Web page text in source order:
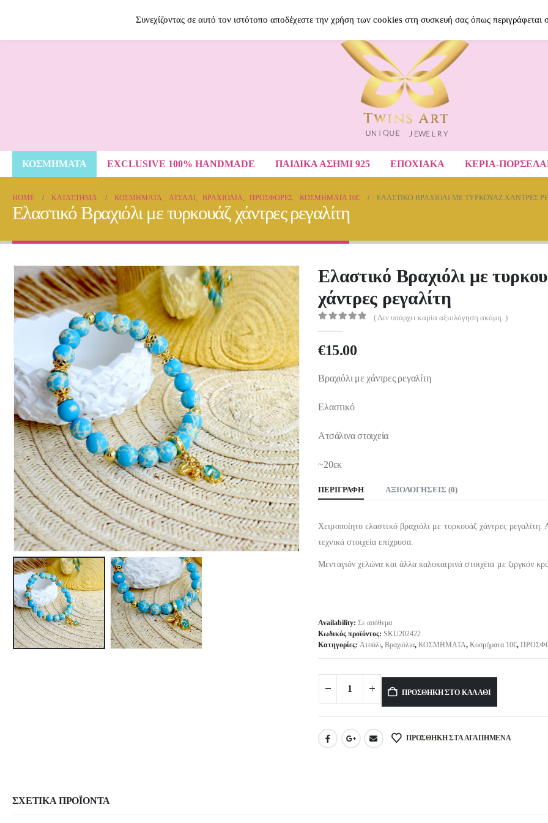
ΚΟΣΜΗΜΑΤΑ EXCLUSIVE 100% HANDMADE ΠΑΙΔΙΚΆ ΑΣΉΜΙ 925 ΕΠΟΧΙΑΚΑ ΚΕΡΙΑ-
HOME ΚΑΤΆΣΤΗΜΑ ΚΟΣΜΗΜΑΤΑ, ΑΤΣΆΛΙ, ΒΡΑΧΙΌΛΙΑ, ΠΡΟΣΦΟΡΕΣ, ΚΟΣΜΉΜΑΤΑ 10€ ΕΛΑΣΤΙΚΌ ΒΡΑΧΙΌΛΙ ΜΕ ΤΥΡΚΟΥΆΖ ΧΆΝΤΡΕΣ
Ελαστικό Βραχιόλι με τυρκουάζ χάντρες ρεγαλίτη
Ελαστικό Βραχιόλι με
χάντρες ρεγαλίτη
( Δεν υπάρχει καμία αξιολόγηση ακόμη. )
€15.00
Βραχιόλι με χάντρες ρεγαλίτη
Ελαστικό
Ατσάλινα στοιχεία
~20εκ
ΠΕΡΙΓΡΑΦΉ ΑΞΙΟΛΟΓΉΣΕΙΣ (0)
Χειροποίητο ελαστικό βραχιόλι με τυρκουάζ χάντρες ρεγαλίτη.
τεχνικά στοιχεία επίχρυσα.
Μενταγιόν χελώνα και άλλα καλοκαιρινά στοιχέια με ζιργκόν
Availability:Σε απόθεμα
Κωδικός προϊόντος:SKU202422
Κατηγορίες:Ατσάλι,Βραχιόλια,ΚΟΣΜΗΜΑΤΑ,Κοσμήματα 10€,
ΠΡΟΣΘΉΚΗ ΣΤΟ ΚΑΛΆΘΙ
Alternative:
ΠΡΟΣΘΉΚΗ ΣΤΑ ΑΓΑΠΗΜΈΝΑ
ΣΧΕΤΙΚΆ ΠΡΟΪΌΝΤΑ
Συνεχίζοντας σε αυτό τον ιστότοπο αποδέχεστε την χρήση των cookies στη συσκευή σας όπως περιγράφεται